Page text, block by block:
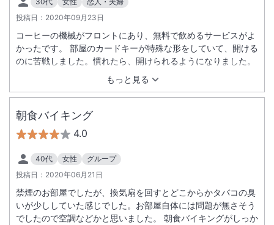
投稿日： 2020年09月23日
もっと見る
コーヒーの機械がフロントにあり、無料で飲めるサービスがよ
かったです。 部屋のカードキーが特殊な形をしていて、開ける
のに苦戦しました。慣れたら、開けられるようになりました。
朝食バイキング
4.0
40代 女性
グループ
投稿日： 2020年06月21日
禁煙のお部屋でしたが、換気扇を回すとどこからかタバコの臭
いが少ししていた感じでした。お部屋自体には問題が無さそう
でしたので空調などかと思いました。 朝食バイキングがしっか